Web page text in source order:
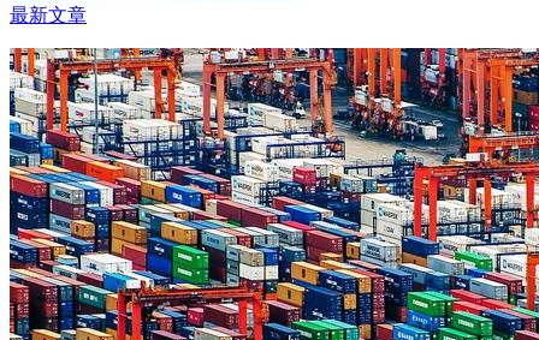
最新文章